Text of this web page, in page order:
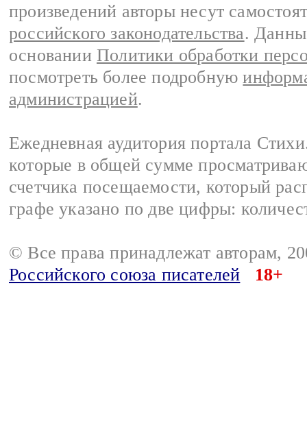
произведений авторы несут
российского законодательства.
основании Политики обработки
посмотреть более подробную
администрацией.
Ежедневная аудитория портала
которые в общей сумме
счетчика посещаемости, который
графе указано по две цифры:
© Все права принадлежат авторам,
Российского союза писателей
18+